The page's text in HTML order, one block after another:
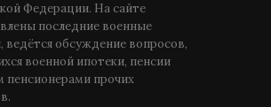
Федерации. На сайте
последние военные
ведётся обсуждение вопросов,
военной ипотеки, пенсии
пенсионерами прочих